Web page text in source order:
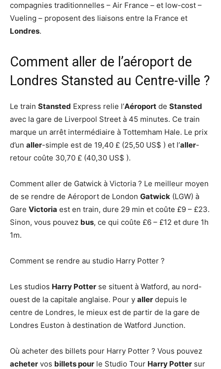
compagnies traditionnelles – Air France – et low-cost –
Vueling – proposent des liaisons entre la France et
Londres.
Comment aller de l’aéroport de
Londres Stansted au Centre-ville ?
Le train Stansted Express relie l’Aéroport de Stansted
avec la gare de Liverpool Street à 45 minutes. Ce train
marque un arrêt intermédiaire à Tottemham Hale. Le prix
d’un aller-simple est de 19,40 £ (25,50 US$ ) et l’aller-
retour coûte 30,70 £ (40,30 US$ ).
Comment aller de Gatwick à Victoria ? Le meilleur moyen
de se rendre de Aéroport de London Gatwick (LGW) à
Gare Victoria est en train, dure 29 min et coûte £9 – £23.
Sinon, vous pouvez bus, ce qui coûte £6 – £12 et dure 1h
1m.
Comment se rendre au studio Harry Potter ?
Les studios Harry Potter se situent à Watford, au nord-
ouest de la capitale anglaise. Pour y aller depuis le
centre de Londres, le mieux est de partir de la gare de
Londres Euston à destination de Watford Junction.
Où acheter des billets pour Harry Potter ? Vous pouvez
acheter vos billets pour le Studio Tour Harry Potter sur